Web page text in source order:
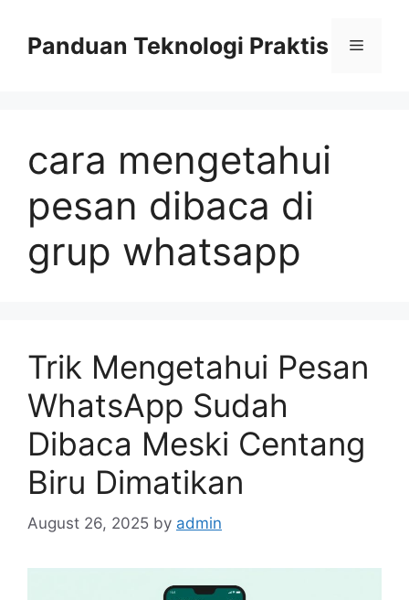
contentPanduan Teknologi Praktis Menu
cara mengetahui
pesan dibaca di
grup whatsapp
Trik Mengetahui Pesan
WhatsApp Sudah
Dibaca Meski Centang
Biru Dimatikan
August 26, 2025 by admin